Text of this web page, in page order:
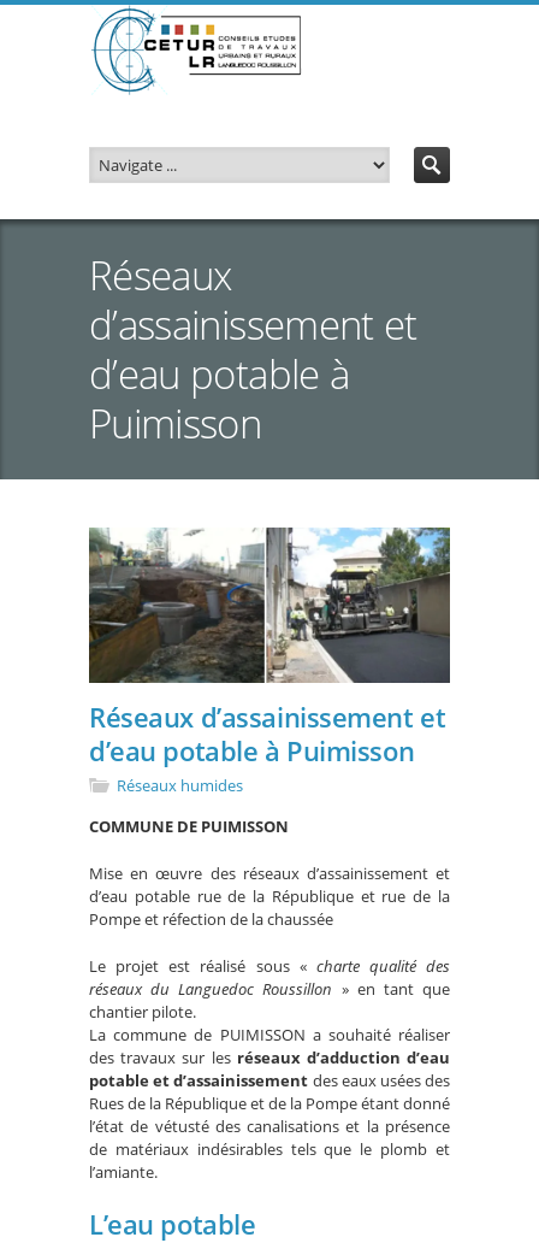
Réseaux
d’assainissement et
d’eau potable à
Puimisson
Réseaux d’assainissement et
d’eau potable à Puimisson
Réseaux humides
COMMUNE DE PUIMISSON
Mise en œuvre des réseaux d’assainissement et
d’eau potable rue de la République et rue de la
Pompe et réfection de la chaussée
Le projet est réalisé sous « charte qualité des
réseaux du Languedoc Roussillon » en tant que
chantier pilote.
La commune de PUIMISSON a souhaité réaliser
des travaux sur les réseaux d’adduction d’eau
potable et d’assainissement des eaux usées des
Rues de la République et de la Pompe étant donné
l’état de vétusté des canalisations et la présence
de matériaux indésirables tels que le plomb et
l’amiante.
L’eau potable